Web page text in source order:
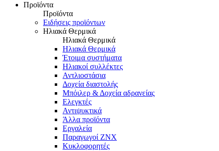
Προϊόντα
Προϊόντα
Ειδήσεις προϊόντων
Ηλιακά Θερμικά
Ηλιακά Θερμικά
Ηλιακά Θερμικά
Έτοιμα συστήματα
Ηλιακοί συλλέκτες
Αντλιοστάσια
Δοχεία διαστολής
Μπόιλερ & Δοχεία αδρανείας
Ελεγκτές
Αντιψυκτικά
Άλλα προϊόντα
Εργαλεία
Παραγωγοί ΖΝΧ
Κυκλοφορητές